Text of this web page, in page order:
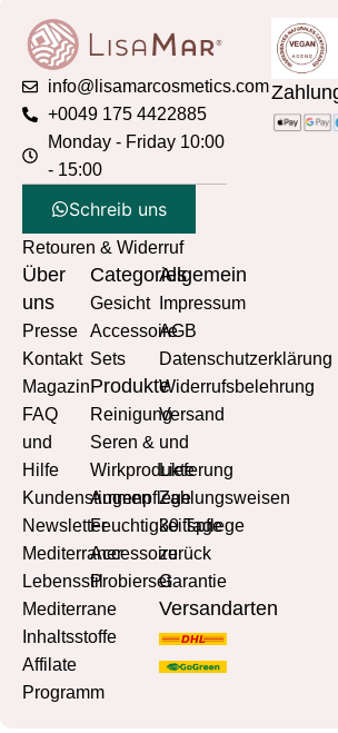
info@lisamarcosmetics.com
+0049 175 4422885
Monday - Friday 10:00
- 15:00
Schreib uns
Retouren & Widerruf
Über
uns
Presse
Kontakt
Magazin
FAQ
und
Hilfe
Kundenstimmen
Newsletter
Mediterraner
Lebensstil
Mediterrane
Inhaltsstoffe
Affilate
Programm
Categories
Gesicht
Accessoire
Sets
Produkte
Reinigung
Seren &
Wirkprodukte
Augenpflege
Feuchtigkeitspflege
Accessoire
Probierset
Allgemein
Impressum
AGB
Datenschutzerklärung
Widerrufsbelehrung
Versand
und
Lieferung
Zahlungsweisen
30 Tage
zurück
Garantie
Versandarten